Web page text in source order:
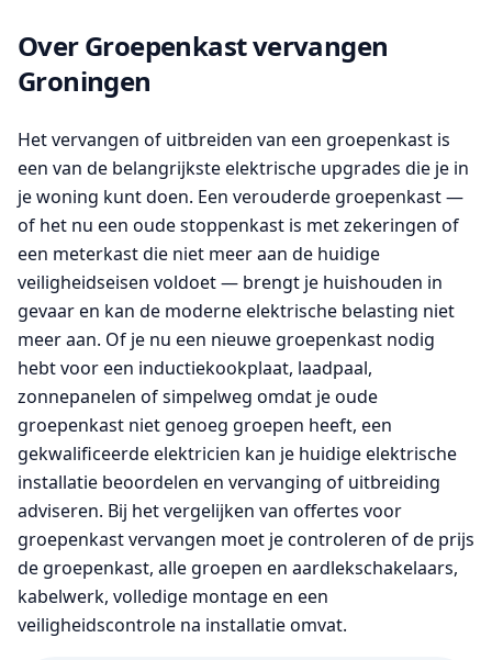
Over Groepenkast vervangen
Groningen
Het vervangen of uitbreiden van een groepenkast is
een van de belangrijkste elektrische upgrades die je in
je woning kunt doen. Een verouderde groepenkast —
of het nu een oude stoppenkast is met zekeringen of
een meterkast die niet meer aan de huidige
veiligheidseisen voldoet — brengt je huishouden in
gevaar en kan de moderne elektrische belasting niet
meer aan. Of je nu een nieuwe groepenkast nodig
hebt voor een inductiekookplaat, laadpaal,
zonnepanelen of simpelweg omdat je oude
groepenkast niet genoeg groepen heeft, een
gekwalificeerde elektricien kan je huidige elektrische
installatie beoordelen en vervanging of uitbreiding
adviseren. Bij het vergelijken van offertes voor
groepenkast vervangen moet je controleren of de prijs
de groepenkast, alle groepen en aardlekschakelaars,
kabelwerk, volledige montage en een
veiligheidscontrole na installatie omvat.